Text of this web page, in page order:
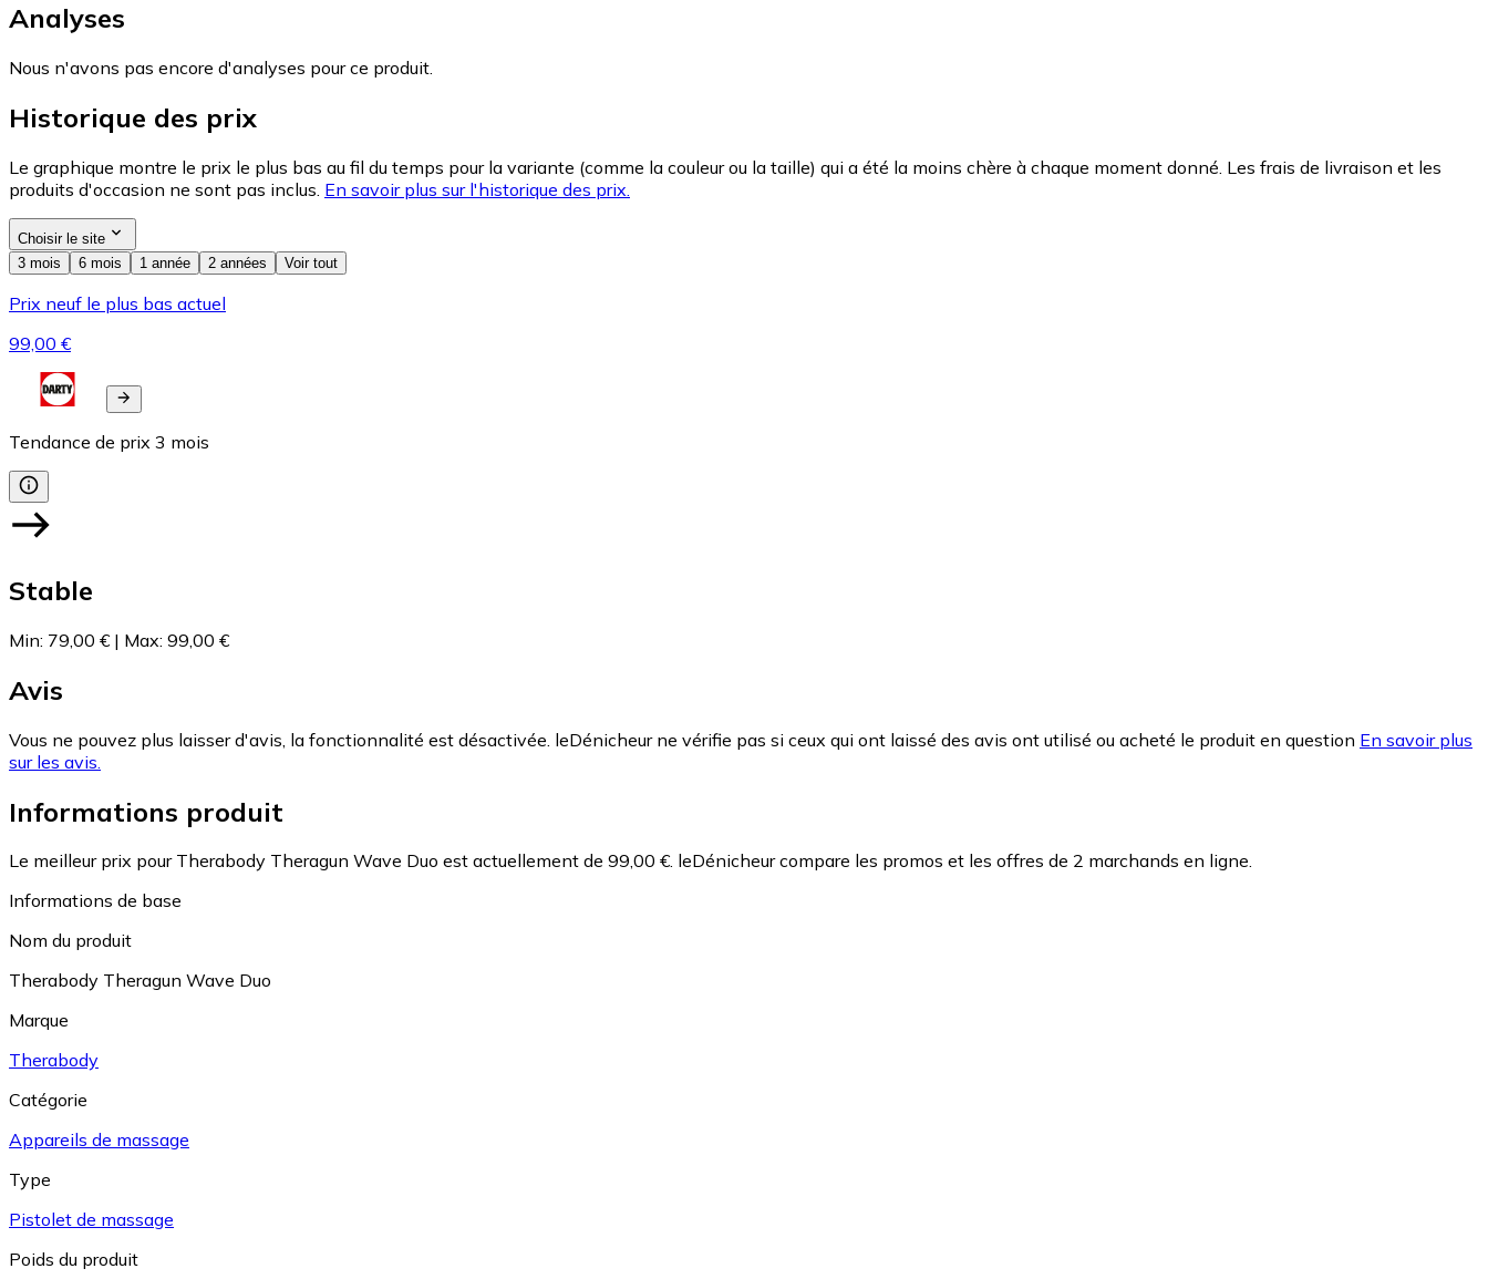
Analyses
Nous n'avons pas encore d'analyses pour ce produit.
Historique des prix
Le graphique montre le prix le plus bas au fil du temps pour la variante (comme la couleur ou la taille) qui a été la moins chère à chaque moment donné. Les frais de livraison et les
produits d'occasion ne sont pas inclus. En savoir plus sur l'historique des prix.
Choisir le site
3 mois
6 mois 1 année 2 années Voir tout
Prix neuf le plus bas actuel
99,00 €
Tendance de prix 3 mois
Stable
Min: 79,00 € | Max: 99,00 €
Avis
Vous ne pouvez plus laisser d'avis, la fonctionnalité est désactivée. leDénicheur ne vérifie pas si ceux qui ont laissé des avis ont utilisé ou acheté le produit en question En savoir plus
sur les avis.
Informations produit
Le meilleur prix pour Therabody Theragun Wave Duo est actuellement de 99,00 €. leDénicheur compare les promos et les offres de 2 marchands en ligne.
Informations de base
Nom du produit
Therabody Theragun Wave Duo
Marque
Therabody
Catégorie
Appareils de massage
Type
Pistolet de massage
Poids du produit